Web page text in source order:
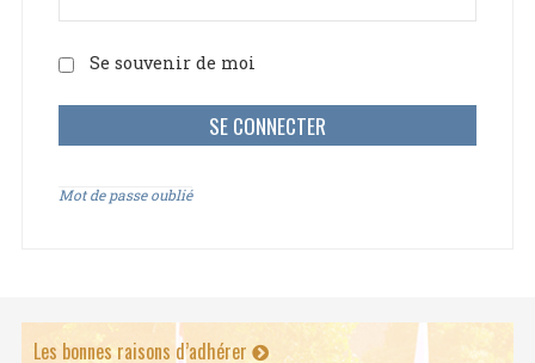
Se souvenir de moi
Mot de passe oublié
Les bonnes raisons d’adhérer